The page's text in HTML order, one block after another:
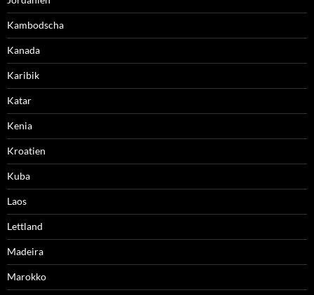
Kambodscha
Kanada
Karibik
Katar
Kenia
Kroatien
Kuba
Laos
Lettland
Madeira
Marokko